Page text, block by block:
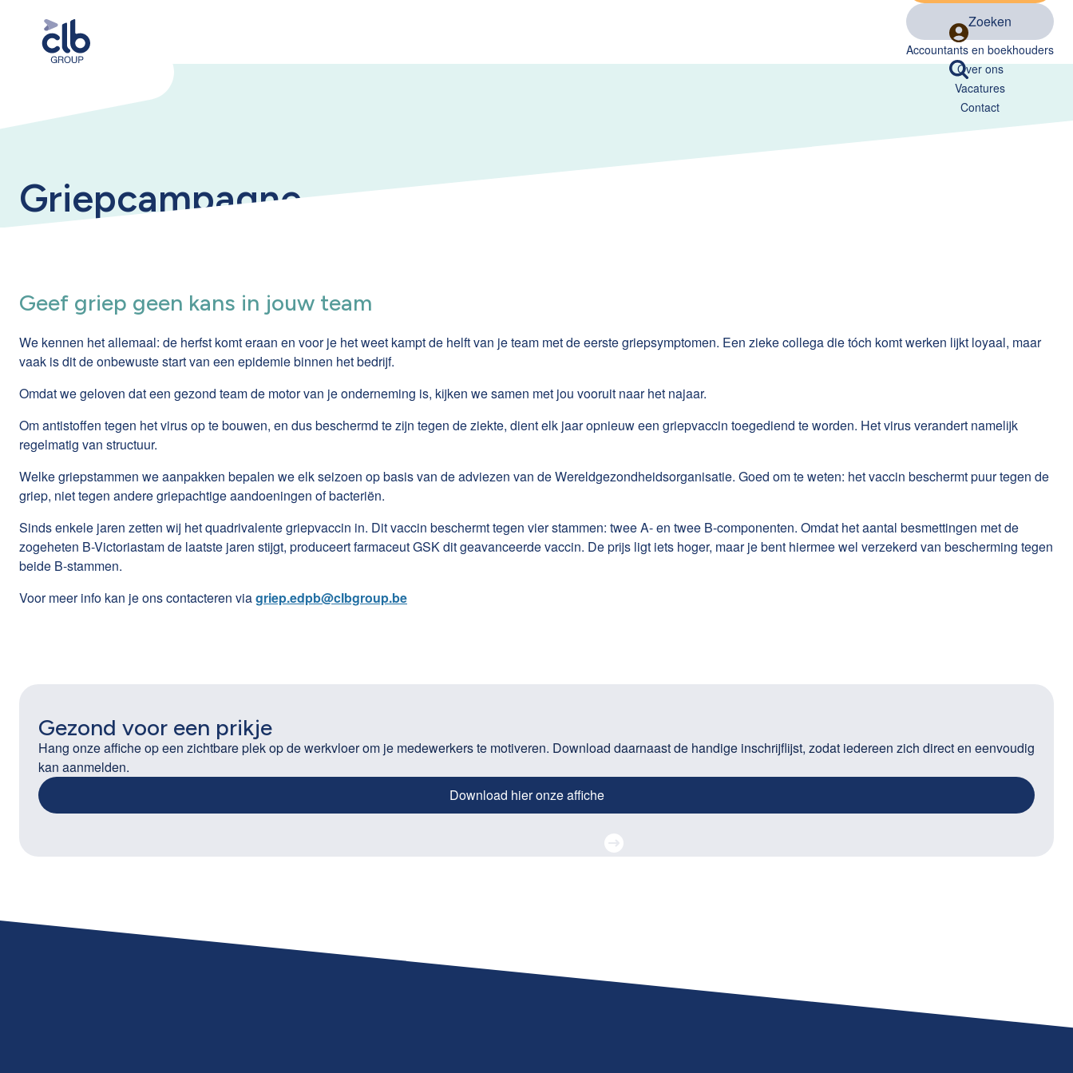
Accountants en boekhouders
Over ons
Vacatures
Contact
Zoeken
Griepcampagne
Geef griep geen kans in jouw team
We kennen het allemaal: de herfst komt eraan en voor je het weet kampt de helft van je team met de eerstegriepsymptomen. Een zieke collega die tóch komt werken lijkt loyaal, maar
vaak is dit de onbewuste start van een epidemiebinnen het bedrijf.
Omdat we geloven dat een gezond teamde motor van je onderneming is, kijken we samen met jou vooruit naar het najaar.
Om antistoffen tegen het virus op te bouwen, en dus beschermd te zijn tegen de ziekte, dient elk jaar opnieuw een griepvaccin toegediend te worden. Het virus verandert namelijk
regelmatig van structuur.
Welke griepstammen we aanpakken bepalen we elk seizoen op basis van de adviezen van de Wereldgezondheidsorganisatie. Goed om te weten: het vaccin beschermt puur tegen de
griep, niet tegen andere griepachtige aandoeningen of bacteriën.
Sinds enkele jaren zetten wij het quadrivalente griepvaccin in. Dit vaccin beschermt tegen vier stammen: twee A- en twee B-componenten. Omdat het aantal besmettingen met de
zogeheten B-Victoriastam de laatste jaren stijgt, produceert farmaceut GSK dit geavanceerde vaccin. De prijs ligt iets hoger, maar je bent hiermee wel verzekerd van bescherming tegen
beide B-stammen.
Voor meer info kan je ons contacteren viagriep.edpb@clbgroup.be
Gezond voor een prikje
Hang onze affiche op een zichtbare plek op de werkvloer om je medewerkers te motiveren. Download daarnaast de handige inschrijflijst, zodat iedereen zich direct en eenvoudig
kan aanmelden.
Download hier onze affiche